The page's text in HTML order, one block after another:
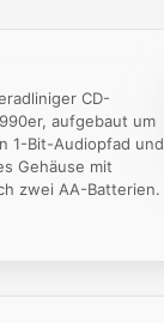
CD-
aufgebaut um
1-Bit-Audiopfad und
Gehäuse mit
zwei AA-Batterien.